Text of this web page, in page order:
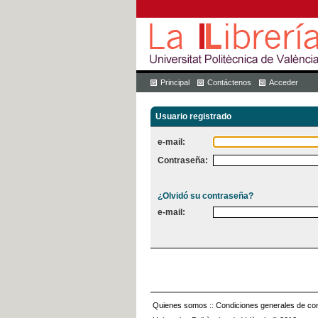
Principal Contáctenos Acceder
Usuario registrado
e-mail:
Contraseña:
¿Olvidó su contraseña?
e-mail:
Quienes somos :: Condiciones generales de